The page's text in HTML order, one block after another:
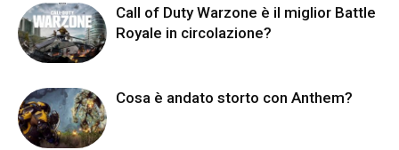
Call of Duty Warzone è il miglior Battle
Royale in circolazione?
Cosa è andato storto con Anthem?